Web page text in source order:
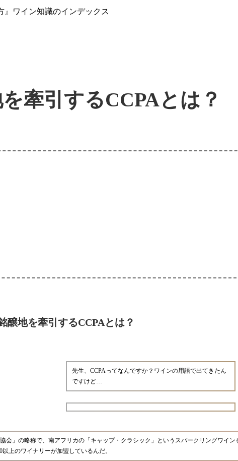
』ワイン知識のインデックス
牽引するCCPAとは？
醸地を牽引するCCPAとは？
先生、CCPAってなんですか？ワインの用語で出てきたん
ですけど…
会」の略称で、南アフリカの「キャップ・クラシック」というスパークリングワイン
上のワイナリーが加盟しているんだ。